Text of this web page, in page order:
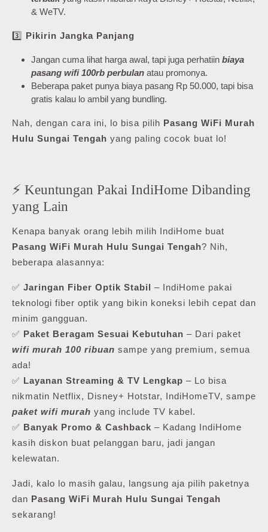
& WeTV.
3️⃣ Pikirin Jangka Panjang
Jangan cuma lihat harga awal, tapi juga perhatiin biaya
pasang wifi 100rb perbulan atau promonya.
Beberapa paket punya biaya pasang Rp 50.000, tapi bisa
gratis kalau lo ambil yang bundling.
Nah, dengan cara ini, lo bisa pilih Pasang WiFi Murah
Hulu Sungai Tengah yang paling cocok buat lo!
⚡ Keuntungan Pakai IndiHome Dibanding
yang Lain
Kenapa banyak orang lebih milih IndiHome buat
Pasang WiFi Murah Hulu Sungai Tengah? Nih,
beberapa alasannya:
✅ Jaringan Fiber Optik Stabil – IndiHome pakai
teknologi fiber optik yang bikin koneksi lebih cepat dan
minim gangguan.
✅ Paket Beragam Sesuai Kebutuhan – Dari paket
wifi murah 100 ribuan sampe yang premium, semua
ada!
✅ Layanan Streaming & TV Lengkap – Lo bisa
nikmatin Netflix, Disney+ Hotstar, IndiHomeTV, sampe
paket wifi murah yang include TV kabel.
✅ Banyak Promo & Cashback – Kadang IndiHome
kasih diskon buat pelanggan baru, jadi jangan
kelewatan.
Jadi, kalo lo masih galau, langsung aja pilih paketnya
dan Pasang WiFi Murah Hulu Sungai Tengah
sekarang!